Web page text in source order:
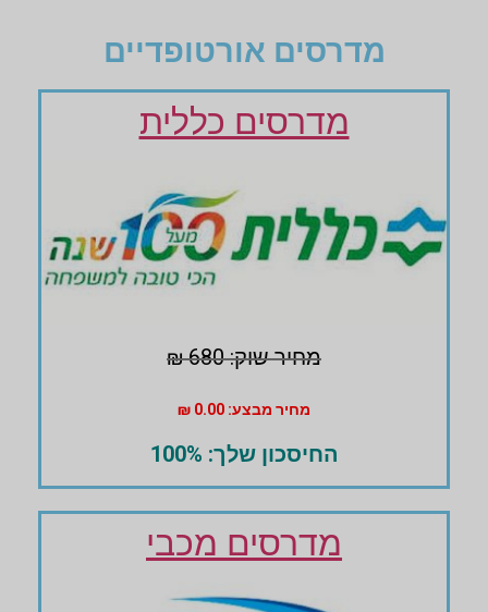
מדרסים אורטופדיים
מדרסים כללית
מחיר שוק: 680 ₪
מחיר מבצע: 0.00 ₪
החיסכון שלך: 100%
מדרסים מכבי